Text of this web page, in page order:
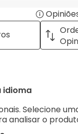
idioma
Selecione
analisar o